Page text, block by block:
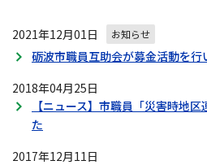
2021年12月01日 お知らせ
砺波市職員互助会が募金活動を行
2018年04月25日
【ニュース】市職員「災害時地
た
2017年12月11日